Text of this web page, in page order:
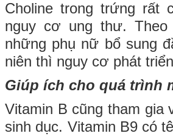
Choline trong trứng rất
nguy cơ ung thư.
những phụ nữ bổ sung
niên thì nguy cơ phát
Giúp ích cho quá trình
Vitamin B cũng tham gia
sinh dục. Vitamin B9 có